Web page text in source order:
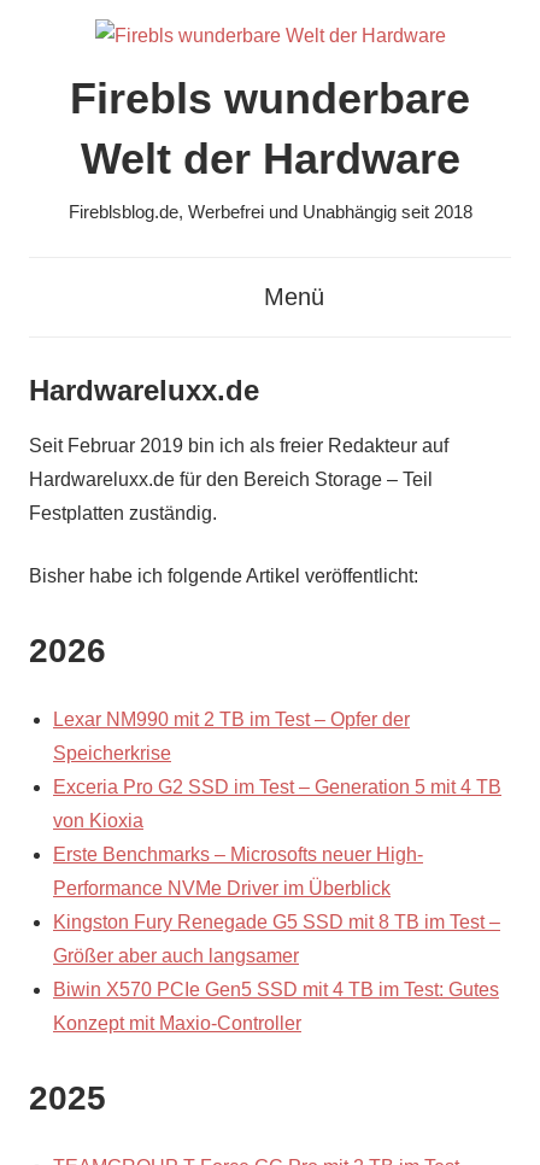
springenFirebls wunderbare
Welt der Hardware
Fireblsblog.de, Werbefrei und Unabhängig seit 2018
Menü
Hardwareluxx.de
Seit Februar 2019 bin ich als freier Redakteur auf
Hardwareluxx.de für den Bereich Storage – Teil
Festplatten zuständig.
Bisher habe ich folgende Artikel veröffentlicht:
2026
Lexar NM990 mit 2 TB im Test – Opfer der
Speicherkrise
Exceria Pro G2 SSD im Test – Generation 5 mit 4 TB
von Kioxia
Erste Benchmarks – Microsofts neuer High-
Performance NVMe Driver im Überblick
Kingston Fury Renegade G5 SSD mit 8 TB im Test –
Größer aber auch langsamer
Biwin X570 PCIe Gen5 SSD mit 4 TB im Test: Gutes
Konzept mit Maxio-Controller
2025